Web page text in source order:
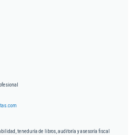
teneduría de libros, auditoría y asesoría fiscal